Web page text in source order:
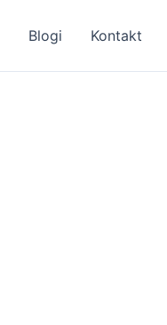
Blogi Kontakt